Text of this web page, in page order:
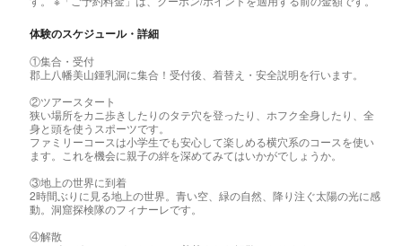
体験のスケジュール・詳細
①集合・受付
郡上八幡美山鍾乳洞に集合！受付後、着替え・安全説明を行います。
②ツアースタート
狭い場所をカニ歩きしたりのタテ穴を登ったり、ホフク全身したり、全
身と頭を使うスポーツです。
ファミリーコースは小学生でも安心して楽しめる横穴系のコースを使い
ます。これを機会に親子の絆を深めてみてはいかがでしょうか。
③地上の世界に到着
2時間ぶりに見る地上の世界。青い空、緑の自然、降り注ぐ太陽の光に感
動。洞窟探検隊のフィナーレです。
④解散